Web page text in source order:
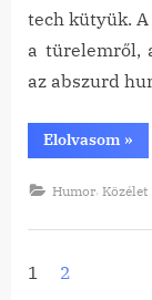
tech kütyük.
a türelemről,
az abszurd
Elolvasom “Egy
»
Humor, Közélet
1 2